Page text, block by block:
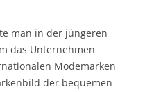
man in der jüngeren
das Unternehmen
Modemarken
der bequemen